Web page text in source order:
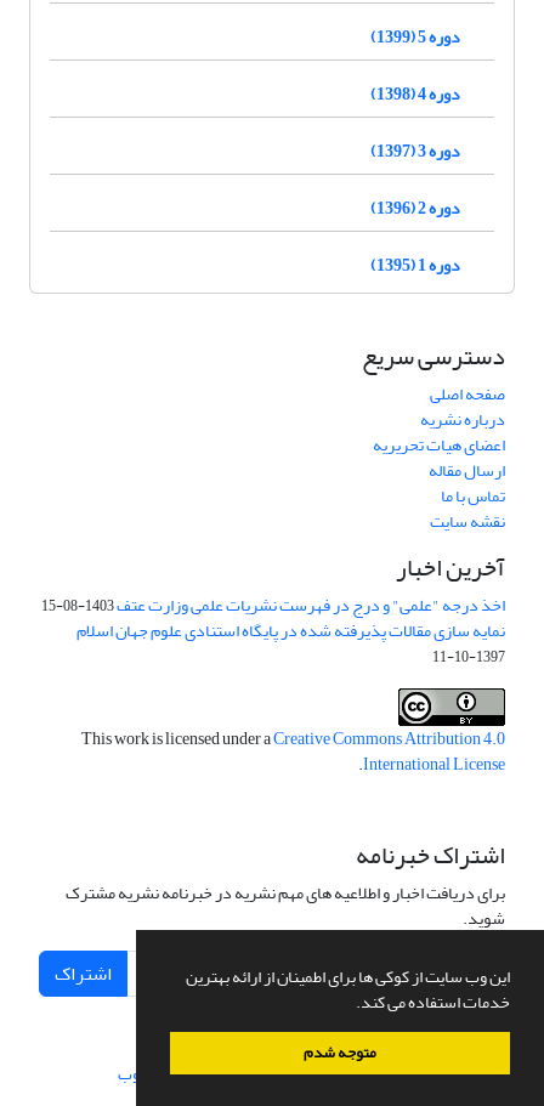
این وب سایت از کوکی ها برای اطمینان از ارائه بهترین
خدمات استفاده می کند.
متوجه شدم
دوره 5 (1399)
دوره 4 (1398)
دوره 3 (1397)
دوره 2 (1396)
دوره 1 (1395)
دسترسی سریع
صفحه اصلی
درباره نشریه
اعضای هیات تحریریه
ارسال مقاله
تماس با ما
نقشه سایت
آخرین اخبار
اخذ درجه "علمی" و درج در فهرست نشریات علمی وزارت عتف1403-08-15
نمایه سازی مقالات پذیرفته شده در پایگاه استنادی علوم جهان اسلام
1397-10-11
This work is licensed under aCreative Commons Attribution 4.0
International License
.
اشتراک خبرنامه
برای دریافت اخبار و اطلاعیه های مهم نشریه در خبرنامه نشریه مشترک
شوید.
اشتراک
سامانه مدیریت نشریات علمی.طراحی و پیاده سازی از سیناوب